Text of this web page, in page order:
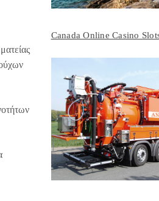
Canada Online Casino